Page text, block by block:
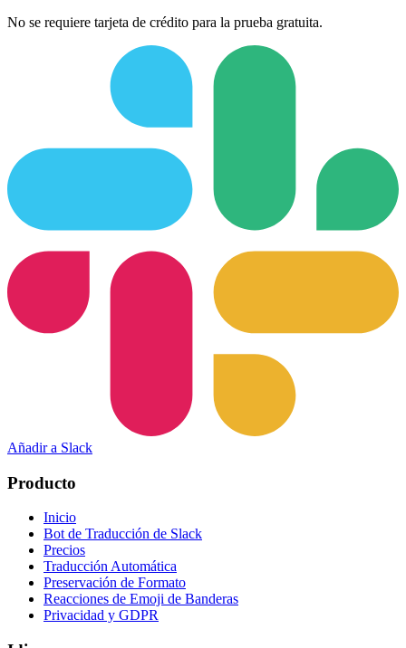
No se requiere tarjeta de crédito para la prueba gratuita.
Añadir a Slack
Producto
Inicio
Bot de Traducción de Slack
Precios
Traducción Automática
Preservación de Formato
Reacciones de Emoji de Banderas
Privacidad y GDPR